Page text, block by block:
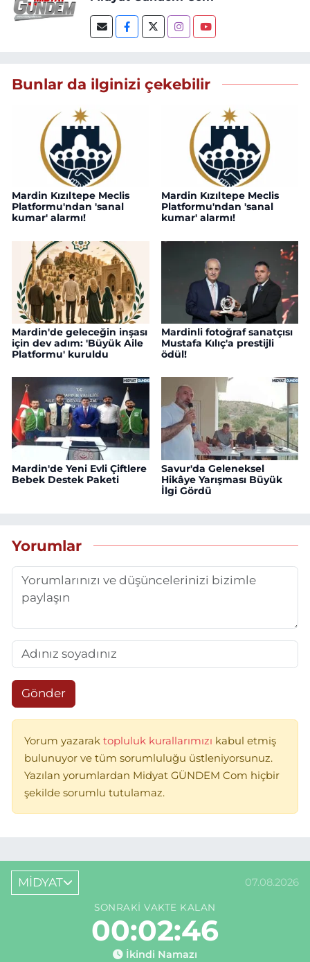
Bunlar da ilginizi çekebilir
Mardin Kızıltepe Meclis
Platformu'ndan 'sanal
kumar' alarmı!
Mardin Kızıltepe Meclis
Platformu'ndan 'sanal
kumar' alarmı!
Mardin'de geleceğin inşası
için dev adım: 'Büyük Aile
Platformu' kuruldu
Mardinli fotoğraf sanatçısı
Mustafa Kılıç'a prestijli
ödül!
Mardin'de Yeni Evli Çiftlere
Bebek Destek Paketi
Savur'da Geleneksel
Hikâye Yarışması Büyük
İlgi Gördü
Yorumlar
Gönder
Yorum yazarak topluluk kurallarımızı kabul etmiş
bulunuyor ve tüm sorumluluğu üstleniyorsunuz.
Yazılan yorumlardan Midyat GÜNDEM Com hiçbir
şekilde sorumlu tutulamaz.
MİDYAT 07.08.2026
SONRAKI VAKTE KALAN
00:02:46
İkindi Namazı